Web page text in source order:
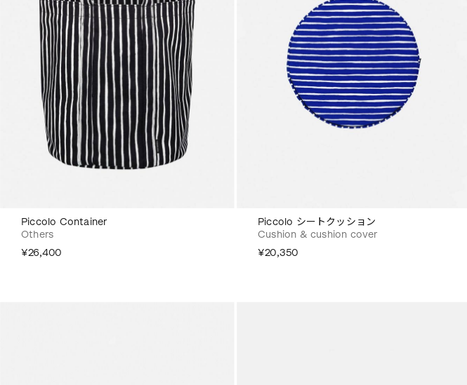
Piccolo Container
Others
¥26,400
Piccolo シートクッション
Cushion & cushion cover
¥20,350